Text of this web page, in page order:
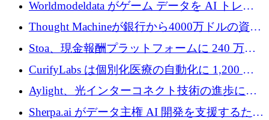
Worldmodeldata がゲーム データを AI トレー
ニングに変えるために 700 万ポンドを獲得
Thought Machineが銀行から4000万ドルの資金
調達、年間収益1億ドルを突破
Stoa、現金報酬プラットフォームに 240 万ド
ルを確保
CurifyLabs は個別化医療の自動化に 1,200 万
ユーロを寄付
Aylight、光インターコネクト技術の進歩に向
けて450万ユーロのプレシードラウンドを終了
Sherpa.ai がデータ主権 AI 開発を支援するため